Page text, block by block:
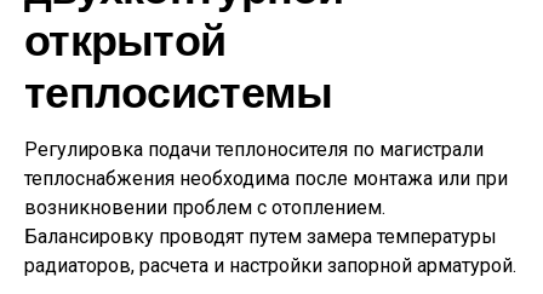
открытой
теплосистемы
Регулировка подачи теплоносителя по магистрали
теплоснабжения необходима после монтажа или при
возникновении проблем с отоплением.
Балансировку проводят путем замера температуры
радиаторов, расчета и настройки запорной арматурой.